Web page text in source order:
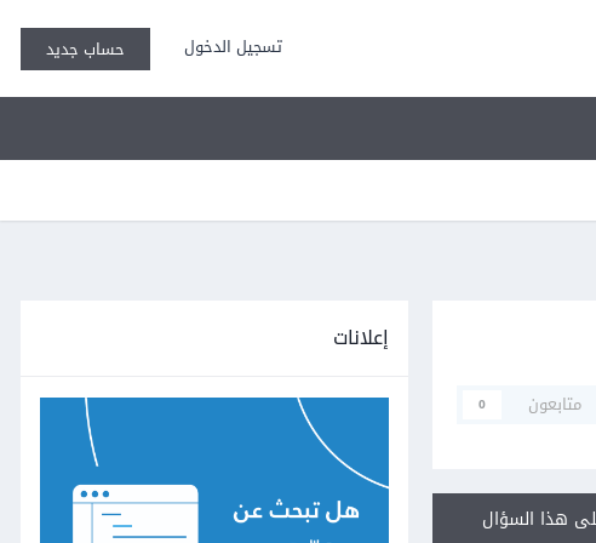
تسجيل الدخول حساب جديد
متابعون 0
هذا السؤال
إعلانات